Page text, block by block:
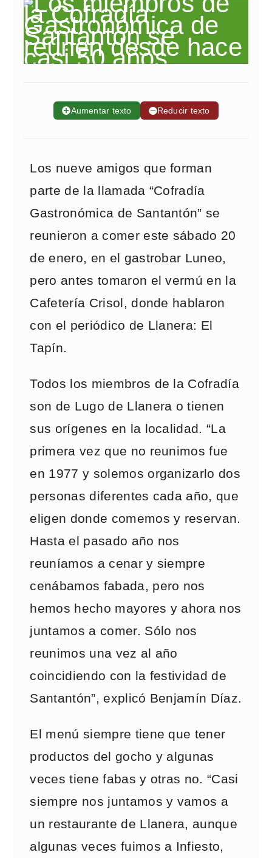
➕Aumentar texto ➖Reducir texto
Los nueve amigos que forman
parte de la llamada “Cofradía
Gastronómica de Santantón” se
reunieron a comer este sábado 20
de enero, en el gastrobar Luneo,
pero antes tomaron el vermú en la
Cafetería Crisol, donde hablaron
con el periódico de Llanera: El
Tapín.
Todos los miembros de la Cofradía
son de Lugo de Llanera o tienen
sus orígenes en la localidad. “La
primera vez que no reunimos fue
en 1977 y solemos organizarlo dos
personas diferentes cada año, que
eligen donde comemos y reservan.
Hasta el pasado año nos
reuníamos a cenar y siempre
cenábamos fabada, pero nos
hemos hecho mayores y ahora nos
juntamos a comer. Sólo nos
reunimos una vez al año
coincidiendo con la festividad de
Santantón”, explicó Benjamín Díaz.
El menú siempre tiene que tener
productos del gocho y algunas
veces tiene fabas y otras no. “Casi
siempre nos juntamos y vamos a
un restaurante de Llanera, aunque
algunas veces fuimos a Infiesto,